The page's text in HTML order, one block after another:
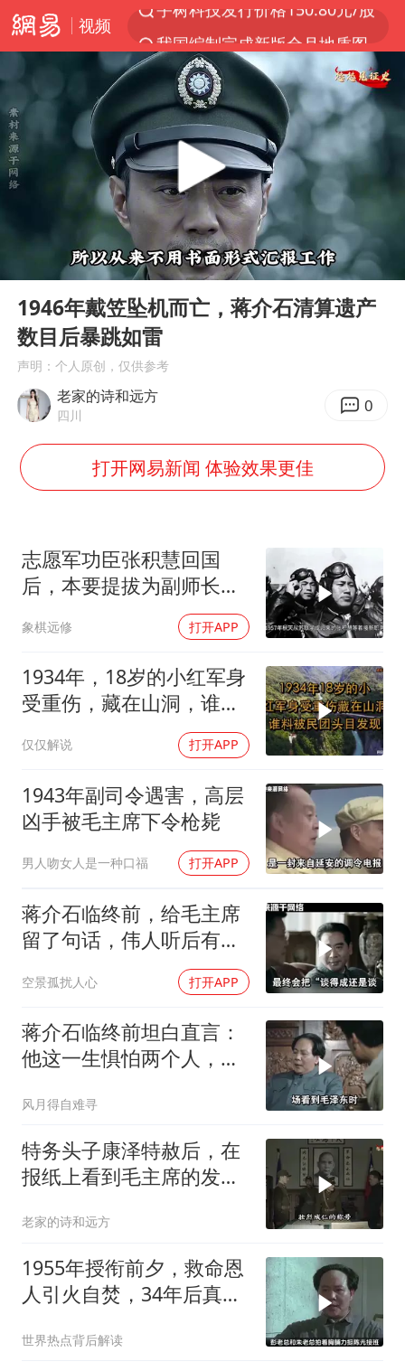
视频
我国编制完成新版全月地质图
台风白海豚即将进入48小时警戒线
郑国霖回应去景区上班被保安拦下
中央气象台发布台风黄色预警
80后女柜员逆袭成4200亿银行副行长
感觉全东北都在等7号
金饰克价大幅跳涨
关之琳否认与27岁模特的恋情
多地要求领导干部带头休假
对话重庆地铁吐血女孩
中方回应日本广岛核爆81周年
奋进开新局 实干挑大梁
Play
00:00 06:38
1946年戴笠坠机而亡，蒋介石清算遗产
数目后暴跳如雷
声明：个人原创，仅供参考
老家的诗和远方
四川 0
打开网易新闻 体验效果更佳
志愿军功臣张积慧回国
后，本要提拔为副师长，
为何刘亚楼会反对？
象棋远修 打开APP
1934年，18岁的小红军身
受重伤，藏在山洞，谁料
仅仅解说 打开APP
1943年副司令遇害，高层
凶手被毛主席下令枪毙
男人吻女人是一种口福 打开APP
蒋介石临终前，给毛主席
留了句话，伟人听后有什
空景孤扰人心 打开APP
蒋介石临终前坦白直言：
他这一生惧怕两个人，却
风月得自难寻
特务头子康泽特赦后，在
报纸上看到毛主席的发
老家的诗和远方
1955年授衔前夕，救命恩
人引火自焚，34年后真相
世界热点背后解读